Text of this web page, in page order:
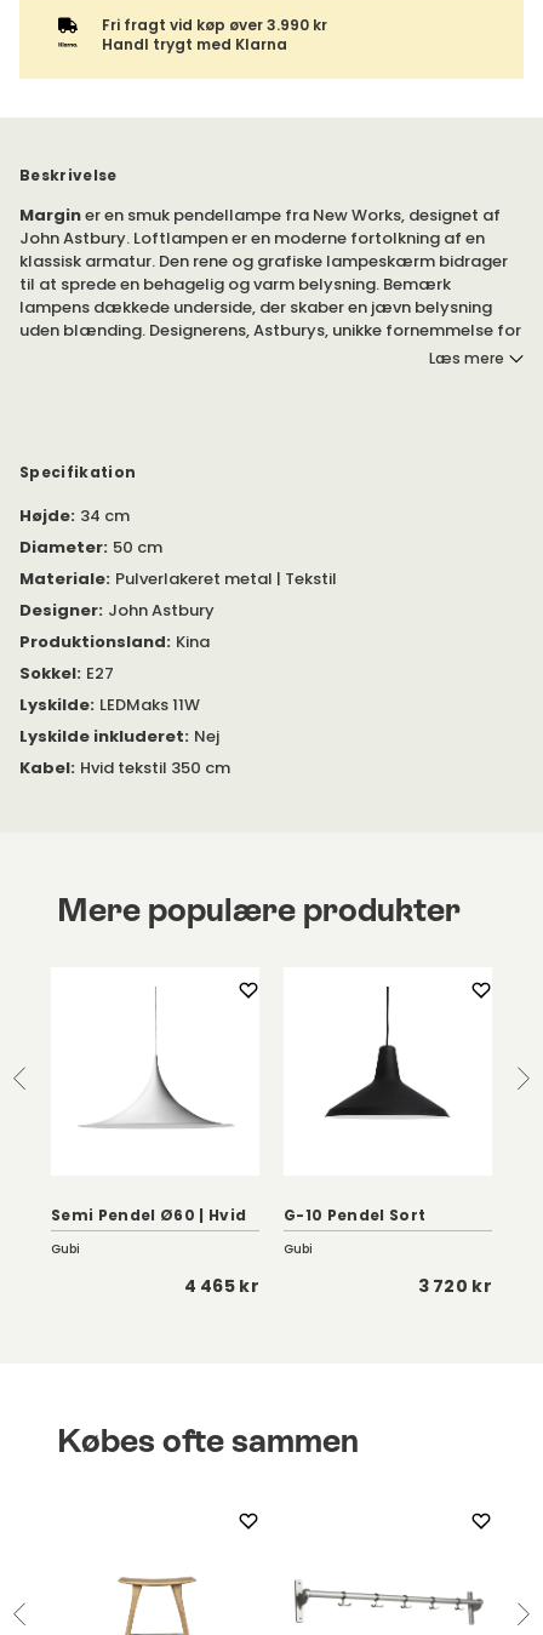
Fri fragt vid køp øver 3.990 kr
Handl trygt med Klarna
Beskrivelse
Marginer en smuk pendellampe fra New Works, designet af
John Astbury. Loftlampen er en moderne fortolkning af en
klassisk armatur. Den rene og grafiske lampeskærm bidrager
til at sprede en behagelig og varm belysning. Bemærk
lampens dækkede underside, der skaber en jævn belysning
uden blænding. Designerens, Astburys, unikke fornemmelse for
proportioner og detaljer gør pendellampen til et naturligt valg
skandinaviske hjem. Den beige tekstil, der udgør lampens
skærm, bidrager til et dæmpet og stilfuldt element i hjemmet.
Placer Margin loftlampe over et spisebord eller sofabord.
Hvorfor ikke bruge den som belysning i entreen eller
soveværelset? En smuk lampe finder altid en naturlig plads i
Se vedhæftetPDFunder 'Specifikation' for mere information
om produktet.
I samme serie tilbydes også Margin som bordlampe og
Læs mere
Specifikation
Højde: 34 cm
Diameter: 50 cm
Materiale: Pulverlakeret metal | Tekstil
Designer: John Astbury
Produktionsland: Kina
Sokkel: E27
Lyskilde: LEDMaks 11W
Lyskilde inkluderet: Nej
Kabel: Hvid tekstil 350 cm
Mere populære produkter
Semi Pendel Ø60 | Hvid
Gubi
4 465 kr
G-10 Pendel Sort
Gubi
3 720 kr
Købes ofte sammen